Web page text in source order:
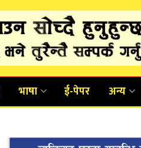
भाषा ई-पेपर अन्य